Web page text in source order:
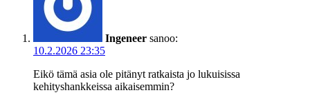
Ingeneer sanoo:
10.2.2026 23:35
Eikö tämä asia ole pitänyt ratkaista jo lukuisissa
kehityshankkeissa aikaisemmin?